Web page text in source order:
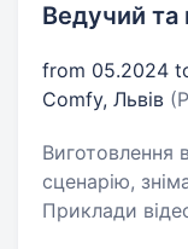
Ведучий та
from 05.2024
Comfy, Львів
Виготовлення
сценарію,
Приклади